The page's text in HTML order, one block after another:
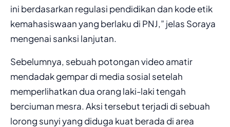
ini berdasarkan regulasi pendidikan dan kode etik
kemahasiswaan yang berlaku di PNJ,” jelas Soraya
mengenai sanksi lanjutan.
Sebelumnya, sebuah potongan video amatir
mendadak gempar di media sosial setelah
memperlihatkan dua orang laki-laki tengah
berciuman mesra. Aksi tersebut terjadi di sebuah
lorong sunyi yang diduga kuat berada di area